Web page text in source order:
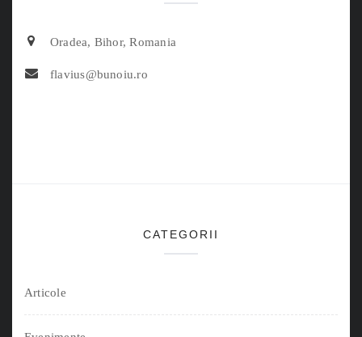
Oradea, Bihor, Romania
flavius@bunoiu.ro
CATEGORII
Articole